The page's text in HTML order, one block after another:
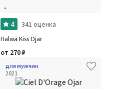
4 341 оценка
Halwa Kiss Ojar
от 270₽
для мужчин
2021